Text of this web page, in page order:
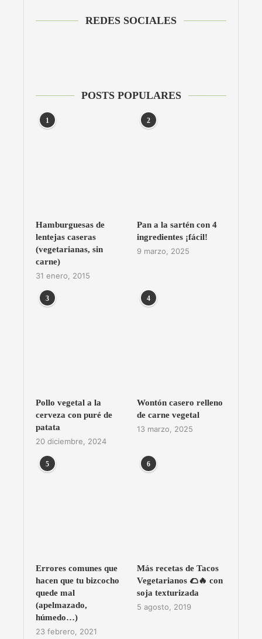
REDES SOCIALES
POSTS POPULARES
1
Hamburguesas de
lentejas caseras
(vegetarianas, sin
carne)
31 enero, 2015
2
Pan a la sartén con 4
ingredientes ¡fácil!
9 marzo, 2025
3
Pollo vegetal a la
cerveza con puré de
patata
20 diciembre, 2024
4
Wontón casero relleno
de carne vegetal
13 marzo, 2025
5
Errores comunes que
hacen que tu bizcocho
quede mal
(apelmazado,
húmedo…)
23 febrero, 2021
6
Más recetas de Tacos
Vegetarianos 🌮🔥 con
soja texturizada
5 agosto, 2019